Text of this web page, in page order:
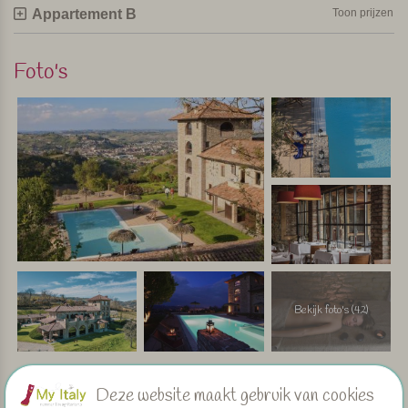
Appartement B Toon prijzen
Foto's
Bekijk foto's (42)
Deze website maakt gebruik van cookies